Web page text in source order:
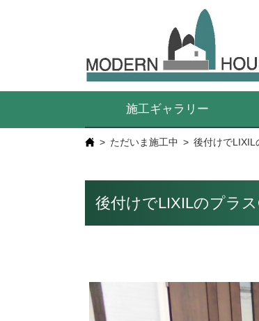
施工ギャラリー
ただいま施工中 後付けで
後付けでLIXILのプラ